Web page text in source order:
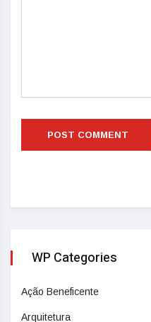
WP Categories
Ação Beneficente
Arquitetura